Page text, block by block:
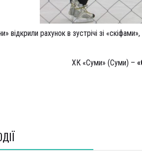
відкрили рахунок в зустрічі зі
ХК «Суми» (Суми) –